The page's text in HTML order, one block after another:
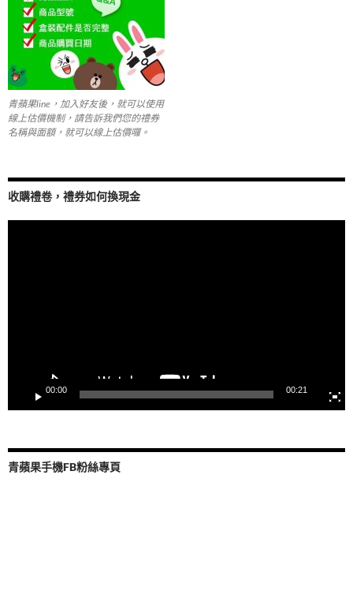
青蘋果line，加入好友後，就可以使用
線上估價機制，請告訴我們您的禮券
名稱與面額，就可以線上估價囉。
收購禮卷，禮券如何換現金
00:00 00:21
青蘋果手機FB粉絲專頁